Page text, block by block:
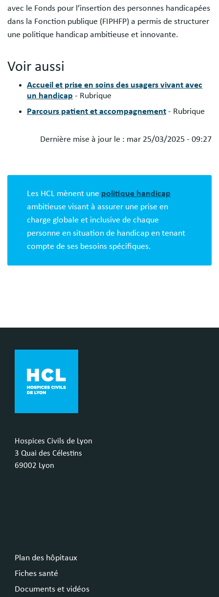
avec le Fonds pour l’insertion des personnes handicapées
dans la Fonction publique (FIPHFP) a permis de structurer
une politique handicap ambitieuse et innovante.
Voir aussi
Accueil et prise en soins des usagers vivant avec
un handicap - Rubrique
Parcours patient et accompagnement - Rubrique
Dernière mise à jour le : mar 25/03/2025 - 09:27
Les HCL mènent une politique handicap
ambitieuse visant à assurer une prise en
charge globale et inclusive de chaque
personne en situation de handicap en tenant
compte de ses besoins spécifiques.
Hospices Civils de Lyon
3 Quai des Célestins
69002 Lyon
Plan des hôpitaux
Fiches santé
Documents et vidéos